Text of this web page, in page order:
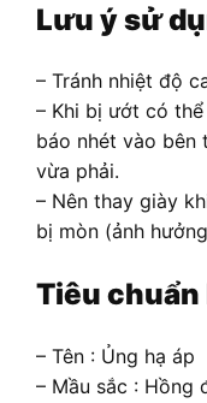
Lưu ý sử
– Tránh nhiệt độ
– Khi bị ướt có
báo nhét vào bên
vừa phải.
– Nên thay giày
bị mòn (ảnh
Tiêu
– Tên : Ủng hạ áp
– Mầu sắc : Hồng